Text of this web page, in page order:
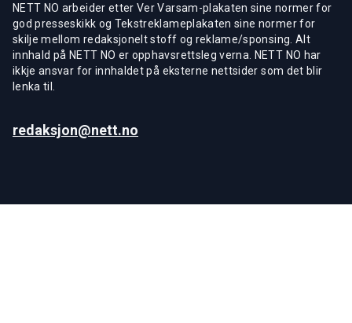
NETT NO arbeider etter Ver Varsam-plakaten sine normer for
god presseskikk og Tekstreklameplakaten sine normer for
skilje mellom redaksjonelt stoff og reklame/sponsing. Alt
innhald på NETT NO er opphavsrettsleg verna. NETT NO har
ikkje ansvar for innhaldet på eksterne nettsider som det blir
lenka til.
redaksjon@nett.no